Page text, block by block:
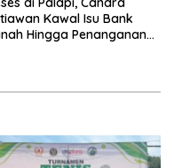
Kawal Isu Bank
Hingga Penanganan